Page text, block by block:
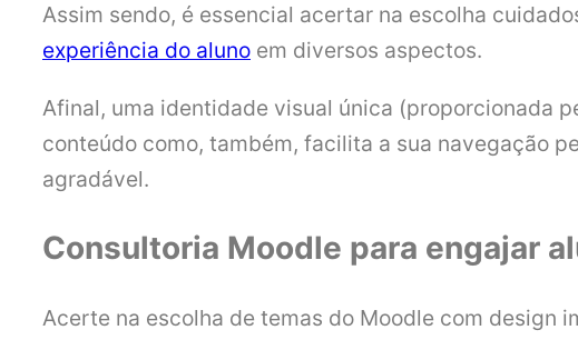
Assim sendo, é essencial acertar na escolha
experiência do aluno em diversos aspectos.
Afinal, uma identidade visual única (proporcionada
conteúdo como, também, facilita a sua navegação
agradável.
Consultoria Moodle para engajar
Acerte na escolha de temas do Moodle com design